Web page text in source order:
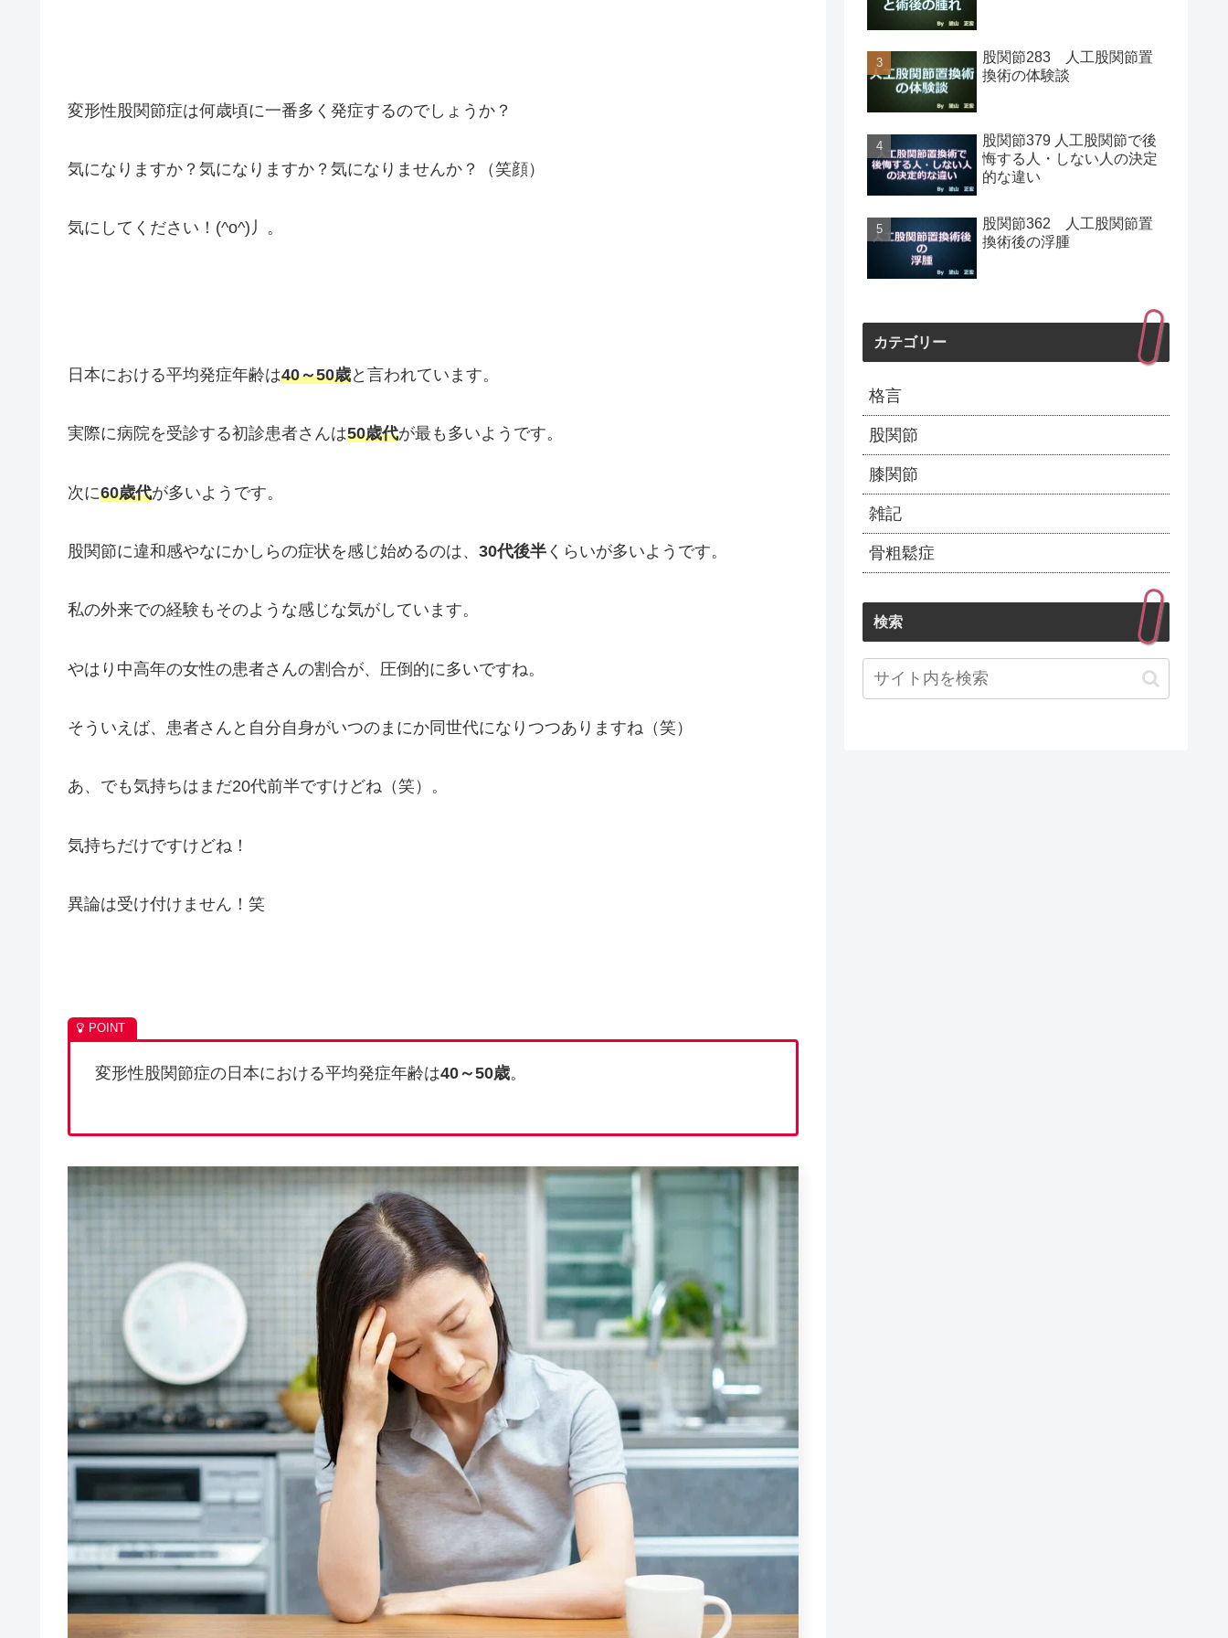
変形性股関節症は何歳頃に一番多く発症するのでしょうか？
気になりますか？気になりますか？気になりませんか？（笑顔）
気にしてください！(^o^)丿。
日本における平均発症年齢は40～50歳と言われています。
実際に病院を受診する初診患者さんは50歳代が最も多いようです。
次に60歳代が多いようです。
股関節に違和感やなにかしらの症状を感じ始めるのは、 30代後半 くらいが多いようです。
私の外来での経験もそのような感じな気がしています。
やはり中高年の女性の患者さんの割合が、圧倒的に多いですね。
そういえば、患者さんと自分自身がいつのまにか同世代になりつつありますね（笑）
あ、でも気持ちはまだ20代前半ですけどね（笑）。
気持ちだけですけどね！
異論は受け付けません！笑
変形性股関節症の日本における平均発症年齢は40～50歳。
股関節283 人工股関節置
換術の体験談
股関節379 人工股関節で後
悔する人・しない人の決定
的な違い
股関節362 人工股関節置
換術後の浮腫
カテゴリー
格言
股関節
膝関節
雑記
骨粗鬆症
検索